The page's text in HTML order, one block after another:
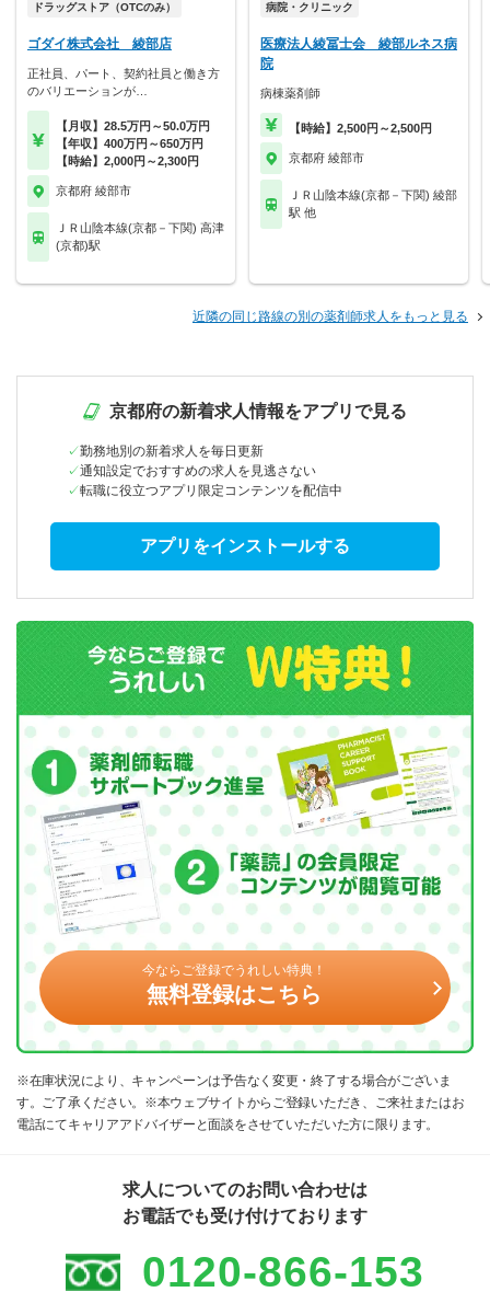
ドラッグストア（OTCのみ）
ゴダイ株式会社 綾部店
正社員、パート、契約社員と働き方
のバリエーションが…
【月収】28.5万円～50.0万円
【年収】400万円～650万円
【時給】2,000円～2,300円
京都府 綾部市
ＪＲ山陰本線(京都－下関) 高津
(京都)駅
病院・クリニック
医療法人綾冨士会 綾部ルネス病
院
病棟薬剤師
【時給】2,500円～2,500円
京都府 綾部市
ＪＲ山陰本線(京都－下関) 綾部
駅 他
近隣の同じ路線の別の薬剤師求人をもっと見る
京都府の新着求人情報をアプリで見る
勤務地別の新着求人を毎日更新
通知設定でおすすめの求人を見逃さない
転職に役立つアプリ限定コンテンツを配信中
アプリをインストールする
今ならご登録でうれしい特典！
無料登録はこちら
※在庫状況により、キャンペーンは予告なく変更・終了する場合がございま
す。ご了承ください。※本ウェブサイトからご登録いただき、ご来社またはお
電話にてキャリアアドバイザーと面談をさせていただいた方に限ります。
求人についてのお問い合わせは
お電話でも受け付けております
0120-866-153